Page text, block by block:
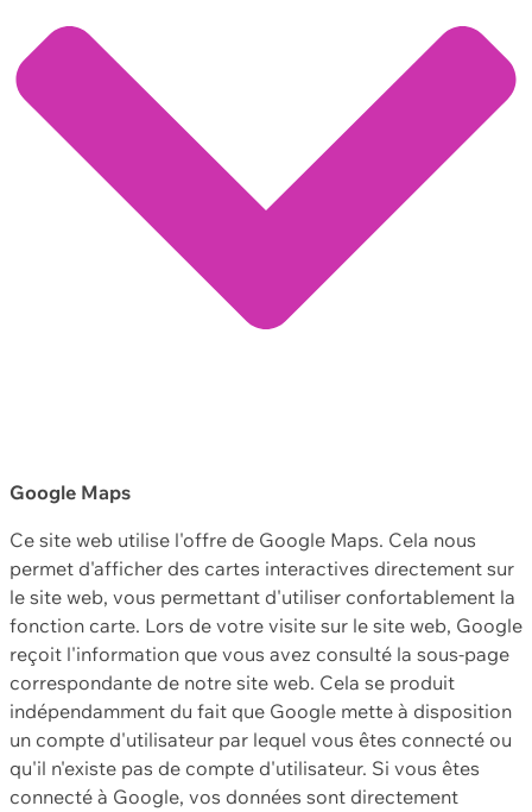
Google Maps
Ce site web utilise l'offre de Google Maps. Cela nous
permet d'afficher des cartes interactives directement sur
le site web, vous permettant d'utiliser confortablement la
fonction carte. Lors de votre visite sur le site web, Google
reçoit l'information que vous avez consulté la sous-page
correspondante de notre site web. Cela se produit
indépendamment du fait que Google mette à disposition
un compte d'utilisateur par lequel vous êtes connecté ou
qu'il n'existe pas de compte d'utilisateur. Si vous êtes
connecté à Google, vos données sont directement